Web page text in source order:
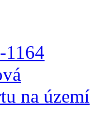
1164
na území